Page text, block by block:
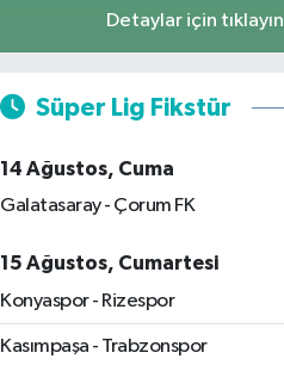
Detaylar için tıklayın
Süper Lig Fikstür
14 Ağustos, Cuma
Galatasaray - Çorum FK
15 Ağustos, Cumartesi
Konyaspor - Rizespor
Kasımpaşa - Trabzonspor